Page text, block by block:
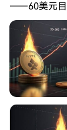
——60美元目标还能实现吗
回调，
新数据，
的HYPE，同
前，HYPE
约为26.8亿美
步减少，同时
此同时，
手率下降可
HYPE，而不是